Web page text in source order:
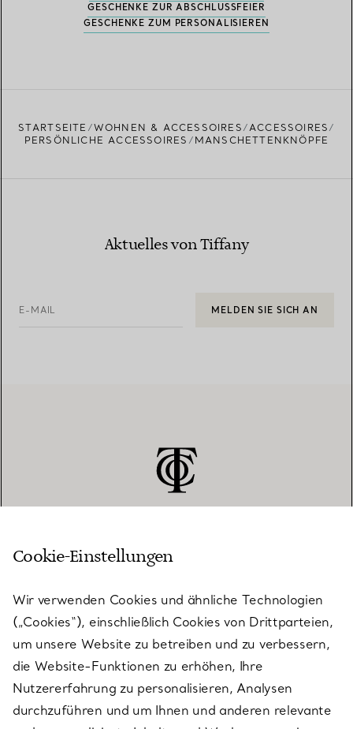
GESCHENKE ZUR ABSCHLUSSFEIER
GESCHENKE ZUM PERSONALISIEREN
STARTSEITE WOHNEN & ACCESSOIRES
ACCESSOIRES
PERSÖNLICHE ACCESSOIRES
MANSCHETTENKNÖPFE
Aktuelles von Tiffany
E-MAIL MELDEN SIE SICH AN
KUNDENSERVICE
SERVICES
ÜBER TIFFANY & CO.
Cookie-Einstellungen
Wir verwenden Cookies und ähnliche Technologien
(„Cookies“), einschließlich Cookies von Drittparteien,
um unsere Website zu betreiben und zu verbessern,
die Website-Funktionen zu erhöhen, Ihre
Nutzererfahrung zu personalisieren, Analysen
durchzuführen und um Ihnen und anderen relevante